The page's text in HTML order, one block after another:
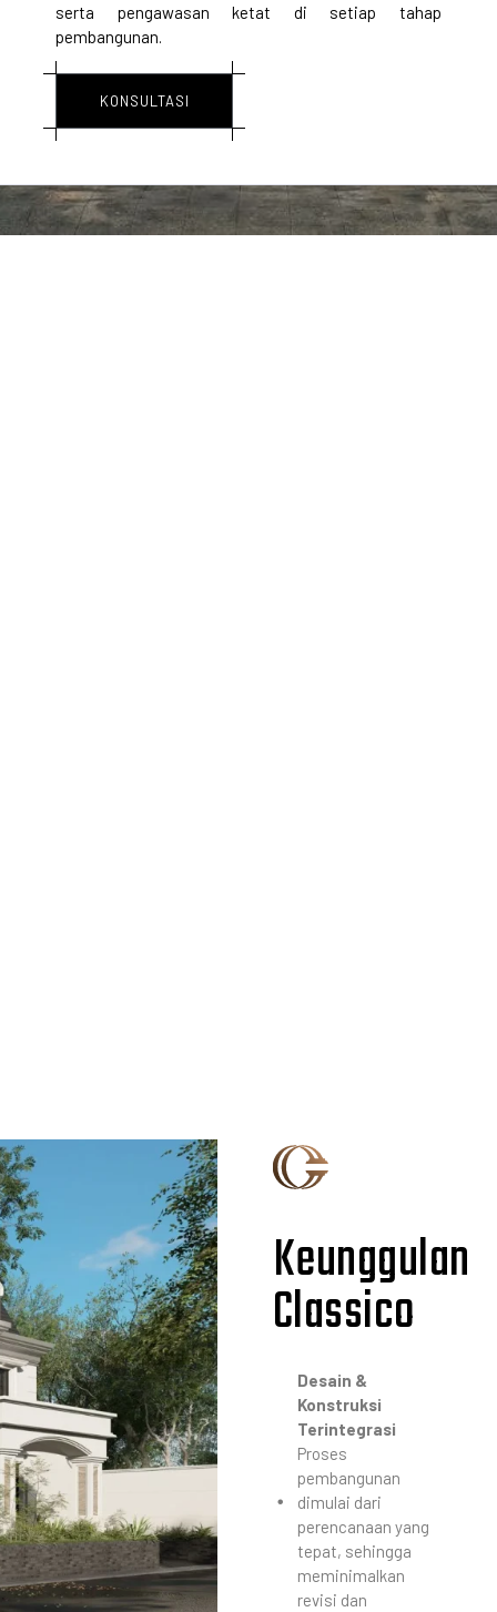
serta pengawasan ketat di setiap tahap
pembangunan.
KONSULTASI
Keunggulan
Classico
Desain &
Konstruksi
Terintegrasi
Proses
pembangunan
dimulai dari
perencanaan yang
tepat, sehingga
meminimalkan
revisi dan